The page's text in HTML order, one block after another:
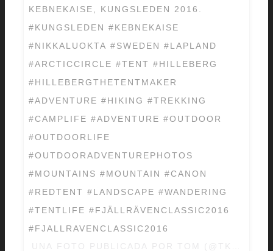
KEBNEKAISE, KUNGSLEDEN 2016.
#KUNGSLEDEN #KEBNEKAISE
#NIKKALUOKTA #SWEDEN #LAPLAND
#ARCTICCIRCLE #TENT #HILLEBERG
#HILLEBERGTHETENTMAKER
#ADVENTURE #HIKING #TREKKING
#CAMPLIFE #ADVENTURE #OUTDOOR
#OUTDOORLIFE
#OUTDOORADVENTUREPHOTOS
#MOUNTAINS #MOUNTAIN #CANON
#REDTENT #LANDSCAPE #WANDERING
#TENTLIFE #FJÄLLRÄVENCLASSIC2016
#FJALLRAVENCLASSIC2016